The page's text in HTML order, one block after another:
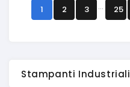
1
2 3 … 25
Stampanti Industriali